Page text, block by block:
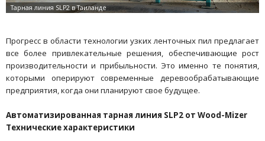
Прогресс в области технологии узких ленточных пил предлагает
все более привлекательные решения, обеспечивающие рост
производительности и прибыльности. Это именно те понятия,
которыми оперируют современные деревообрабатывающие
предприятия, когда они планируют свое будущее.
Автоматизированная тарная линия SLP2 от Wood-Mizer
Технические характеристики